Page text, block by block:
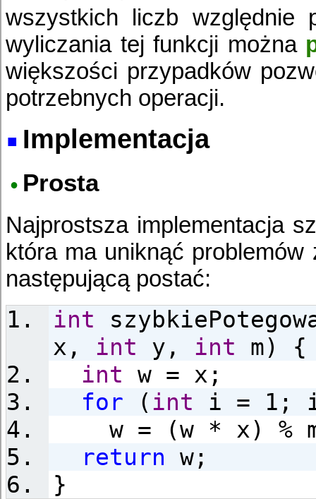
wszystkich liczb
wyliczania tej funkcji można
większości przypadków
potrzebnych operacji.
Implementacja
Prosta
Najprostsza implementacja
która ma uniknąć problemów
następującą postać:
int
x, int y, int m) {
int w = x;
for ( int i = 1;
w = (w * x) %
return w;
}